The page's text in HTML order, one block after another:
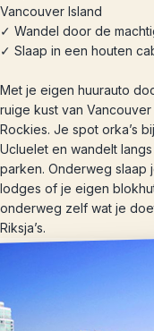
Vancouver Island
✓ Wandel door de
✓ Slaap in een houten
Met je eigen huurauto
ruige kust van
Rockies. Je spot orka’s
Ucluelet en wandelt
parken. Onderweg slaap
lodges of je eigen
onderweg zelf wat je
Riksja’s.